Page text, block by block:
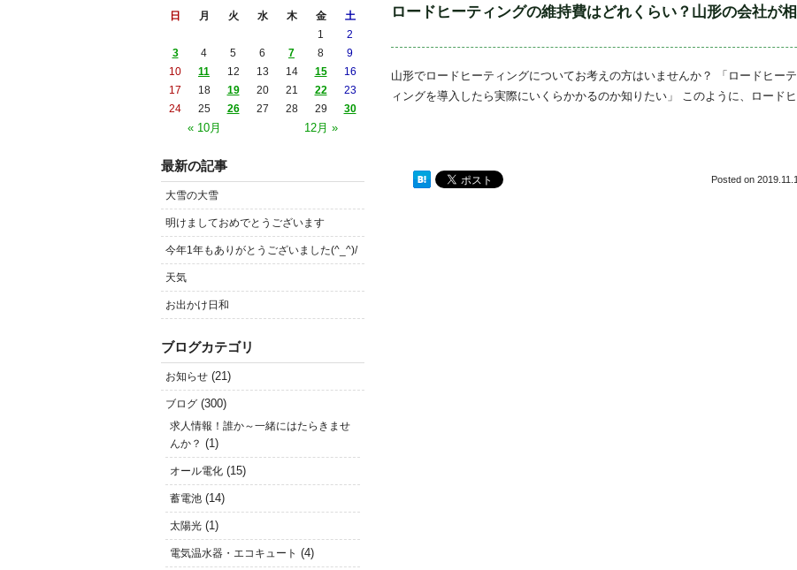
ロードヒーティングの維持費はどれくらい？山形の会社が
山形でロードヒーティングについてお考えの方はいませんか？ 「ロードヒー
ィングを導入したら実際にいくらかかるのか知りたい」 このように、ロード
Posted on
日 月 火 水 木 金 土
« 10月 12月 »
1
2
3
4 5 6 7 8
9
10
11 12 13 14 15
16
17
18 19 20 21 22
23
24
25 26 27 28 29 30
最新の記事
大雪の大雪
明けましておめでとうございます
今年1年もありがとうございました(^_^)/
天気
お出かけ日和
ブログカテゴリ
お知らせ (21)
ブログ (300)
求人情報！誰か～一緒にはたらきませ
んか？ (1)
オール電化 (15)
蓄電池 (14)
太陽光 (1)
電気温水器・エコキュート (4)